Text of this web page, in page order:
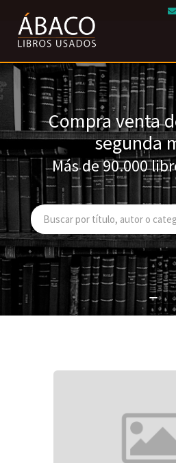
Compra venta
segunda
Más de 90.000